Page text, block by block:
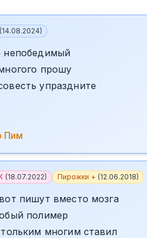
(14.08.2024)
непобедимый
прошу
упраздните
Пим
(18.07.2022) Пирожки + (12.06.2018)
пишут вместо мозга
полимер
многим ставил